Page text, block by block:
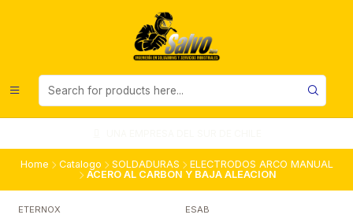
Home Catalogo SOLDADURAS
ELECTRODOS ARCO MANUAL
ACERO AL CARBON Y BAJA ALEACION
ETERNOX ESAB